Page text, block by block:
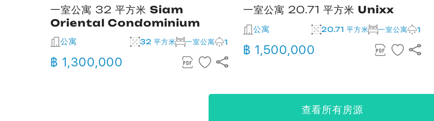
一室公寓 32 平方米 Siam
Oriental Condominium
公寓 32 平方米 一室公寓 1
฿ 1,300,000
一室公寓 20.71 平方米 Unixx
公寓 20.71 平方米 一室公寓 1
฿ 1,500,000
查看所有房源